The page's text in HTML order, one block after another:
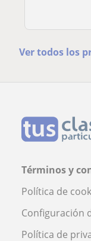
Ver todos los
Términos y
Política de
Configuración
Política de